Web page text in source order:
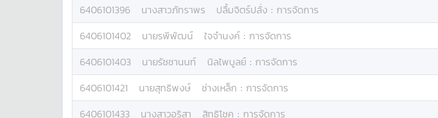
6406101396
นางสาวภัทราพร ปลื้มจิตร์ปลั่ง : การจัดการ
6406101402
นายรพีพัฒน์ ใจจำนงค์ : การจัดการ
6406101403
นายรัชชานนท์ นิลไพบูลย์ : การจัดการ
6406101421
นายสุทธิพงษ์ ช่างเหล็ก : การจัดการ
6406101433
นางสาวอริสา สิทธิโชค : การจัดการ